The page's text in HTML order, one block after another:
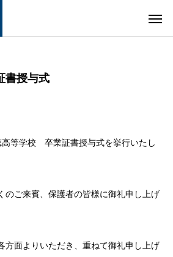
授与式
等学校 卒業証書授与式を挙行いたし
のご来賓、保護者の皆様に御礼申し上げ
方面よりいただき、重ねて御礼申し上げ